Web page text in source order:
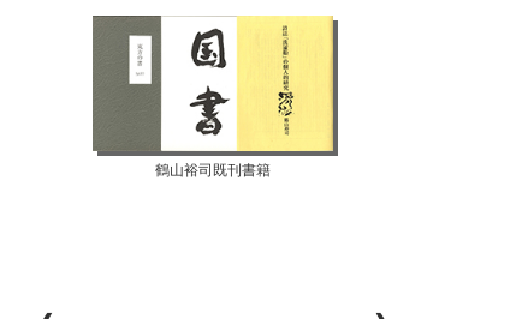
鶴山裕司既刊書籍